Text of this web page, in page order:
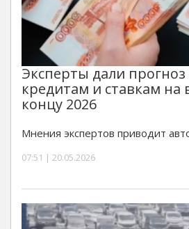
Эксперты дали
кредитам и ставкам на
концу 2026
Мнения экспертов приводит
07:51 | 20.05.2026